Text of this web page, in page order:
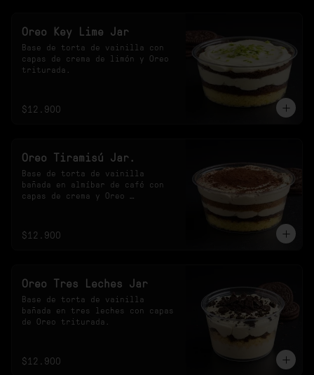
Oreo Key Lime Jar
Base de torta de vainilla con
capas de crema de limón y Oreo
triturada.
$12.900
Oreo Tiramisú Jar.
Base de torta de vainilla
bañada en almíbar de café con
capas de crema y Oreo
$12.900
Oreo Tres Leches Jar
Base de torta de vainilla
bañada en tres leches con capas
de Oreo triturada.
$12.900